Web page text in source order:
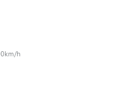
h